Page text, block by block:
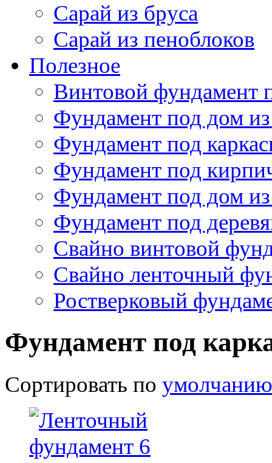
Сарай из бруса
Сарай из пеноблоков
Полезное
Винтовой фундамент
Фундамент под дом
Фундамент под
Фундамент под
Фундамент под дом
Фундамент под
Свайно винтовой
Свайно ленточный
Ростверковый
Фундамент под
Сортировать по умолчанию